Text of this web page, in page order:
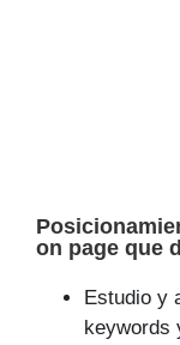
on page que
Estudio y
keywords